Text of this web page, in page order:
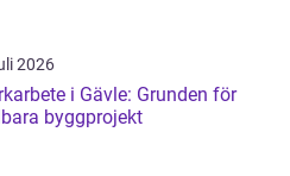
2026
i Gävle: Grunden för
byggprojekt